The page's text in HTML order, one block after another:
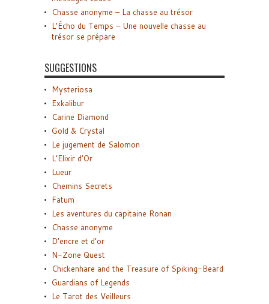
Chasse anonyme – La chasse au trésor
L’Écho du Temps – Une nouvelle chasse au
trésor se prépare
SUGGESTIONS
Mysteriosa
Exkalibur
Carine Diamond
Gold & Crystal
Le jugement de Salomon
L’Elixir d’Or
Lueur
Chemins Secrets
Fatum
Les aventures du capitaine Ronan
Chasse anonyme
D’encre et d’or
N-Zone Quest
Chickenhare and the Treasure of Spiking-Beard
Guardians of Legends
Le Tarot des Veilleurs